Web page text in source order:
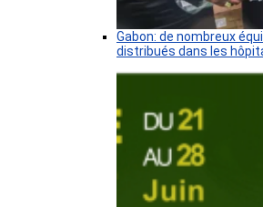
Gabon: de nombreux
distribués dans les